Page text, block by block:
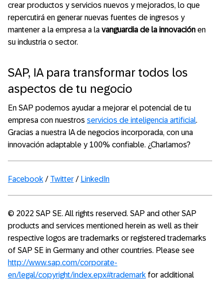
crear productos y servicios nuevos y mejorados, lo que
repercutirá en generar nuevas fuentes de ingresos y
mantener a la empresa a la vanguardia de la innovación en
su industria o sector.
SAP, IA para transformar todos los
aspectos de tu negocio
En SAP podemos ayudar a mejorar el potencial de tu
empresa con nuestros servicios de inteligencia artificial.
Gracias a nuestra IA de negocios incorporada, con una
innovación adaptable y 100% confiable. ¿Charlamos?
Facebook / Twitter / LinkedIn
© 2022 SAP SE. All rights reserved. SAP and other SAP
products and services mentioned herein as well as their
respective logos are trademarks or registered trademarks
of SAP SE in Germany and other countries. Please see
http://www.sap.com/corporate-
en/legal/copyright/index.epx#trademark for additional